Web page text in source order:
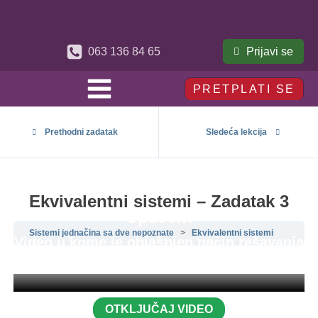
063 136 84 65 Prijavi se
PRETPLATI SE
Prethodni zadatak Sledeća lekcija
Ekvivalentni sistemi – Zadatak 3
Sistemi jednačina sa dve nepoznate Ekvivalentni sistemi
Video u kome je objašnjen način rešavanja
OTKLJUČAJ VIDEO